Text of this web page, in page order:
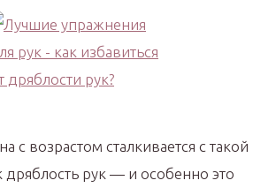
с возрастом сталкивается с такой
дряблость рук — и особенно это